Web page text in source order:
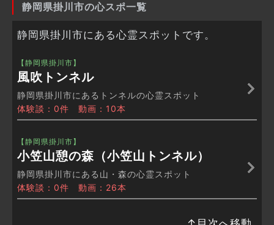
静岡県掛川市の心スポ一覧
静岡県掛川市にある心霊スポットです。
【静岡県掛川市】
風吹トンネル
静岡県掛川市にあるトンネルの心霊スポット
体験談：0件 動画：10本
【静岡県掛川市】
小笠山憩の森（小笠山トンネル）
静岡県掛川市にある山・森の心霊スポット
体験談：0件 動画：26本